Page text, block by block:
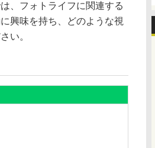
、フォトライフに関連する
興味を持ち、どのような視
い。